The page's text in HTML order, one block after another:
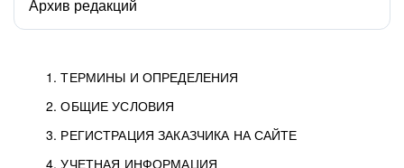
1. ТЕРМИНЫ И ОПРЕДЕЛЕНИЯ
2. ОБЩИЕ УСЛОВИЯ
3. РЕГИСТРАЦИЯ ЗАКАЗЧИКА НА САЙТЕ
4. УЧЕТНАЯ ИНФОРМАЦИЯ
Архив редакций